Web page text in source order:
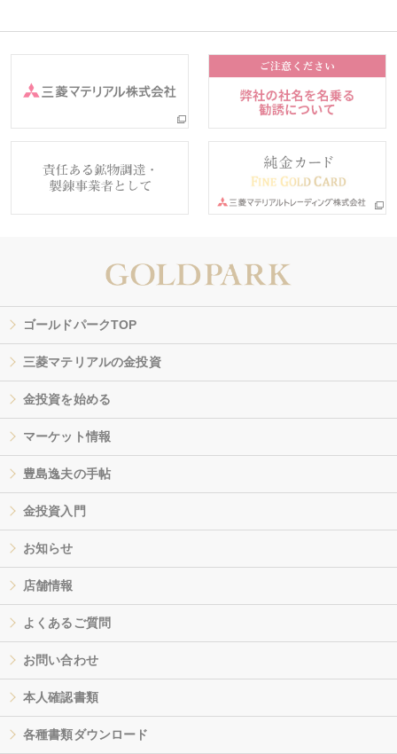
ゴールドパークTOP
三菱マテリアルの金投資
金投資を始める
マーケット情報
豊島逸夫の手帖
金投資入門
お知らせ
店舗情報
よくあるご質問
お問い合わせ
本人確認書類
各種書類ダウンロード